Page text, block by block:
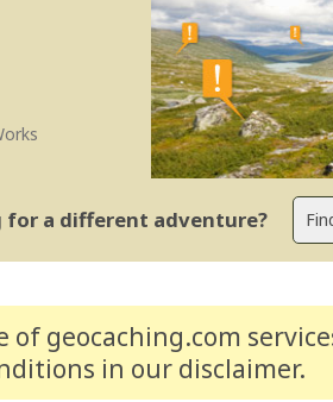
for a different adventure?
of geocaching.com
in our disclaimer.